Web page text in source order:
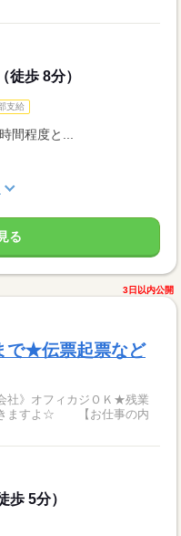
徒歩 8分）
支給
間程度と...
る
3日以内公開
で★伝票起票など
社》オフィカジＯＫ★残業
きますよ☆ 【お仕事の内
歩 5分）